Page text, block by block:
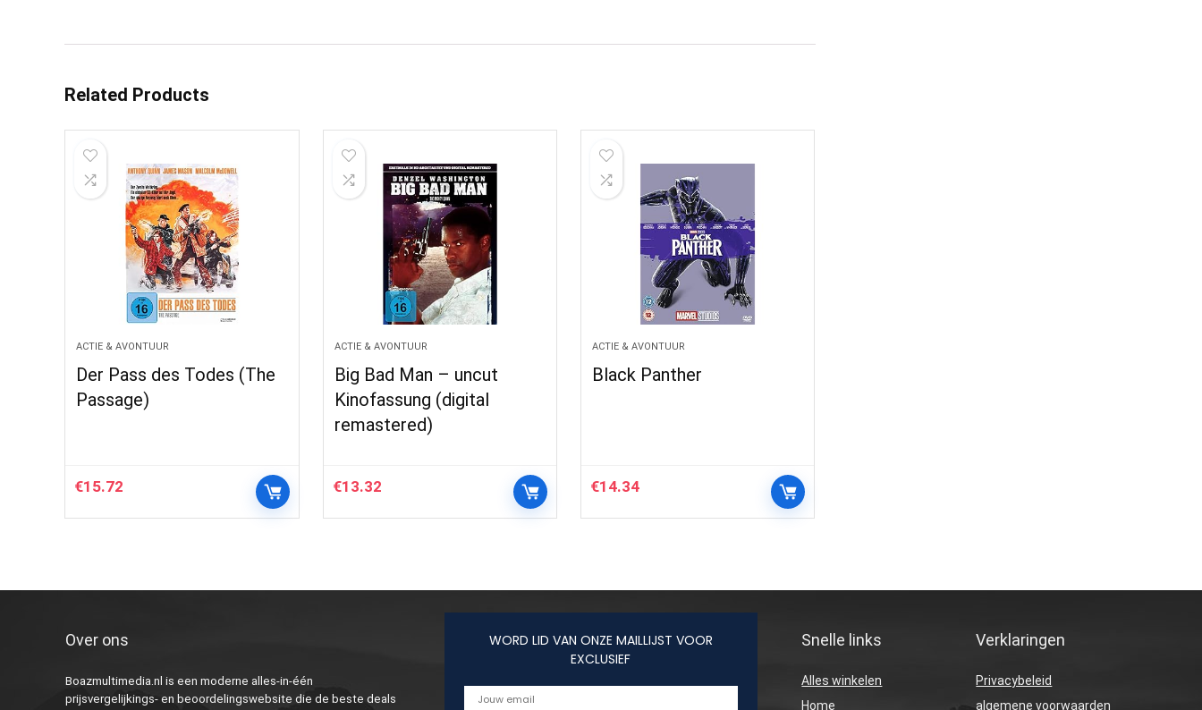
Related Products
ACTIE & AVONTUUR
Der Pass des Todes (The
Passage)
€15.72
ACTIE & AVONTUUR
Big Bad Man – uncut
Kinofassung (digital
remastered)
€13.32
ACTIE & AVONTUUR
Black Panther
€14.34
Over ons
Boazmultimedia.nl is een moderne alles-in-één
prijsvergelijkings- en beoordelingswebsite die de beste deals
WORD LID VAN ONZE MAILLIJST VOOR
EXCLUSIEF
Snelle links
Alles winkelen
Home
Verklaringen
Privacybeleid
algemene voorwaarden